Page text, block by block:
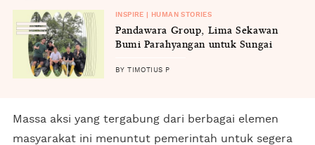
INSPIRE | HUMAN STORIES
Pandawara Group, Lima Sekawan
Bumi Parahyangan untuk Sungai
BY TIMOTIUS P
Massa aksi yang tergabung dari berbagai elemen
masyarakat ini menuntut pemerintah untuk segera